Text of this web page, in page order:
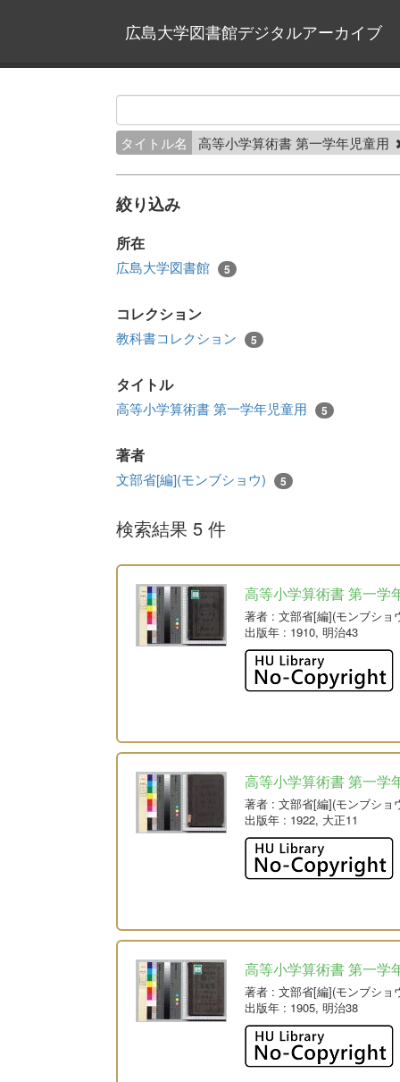
広島大学図書館デジタルアーカイブ
タイトル名 高等小学算術書 第一学年児童用
絞り込み
所在
広島大学図書館 5
コレクション
教科書コレクション 5
タイトル
高等小学算術書 第一学年児童用 5
著者
文部省[編](モンブショウ) 5
検索結果 5 件
高等小学算術書 第一学
著者 : 文部省[編](モンブショ
出版年 : 1910, 明治43
高等小学算術書 第一学
著者 : 文部省[編](モンブショ
出版年 : 1922, 大正11
高等小学算術書 第一学
著者 : 文部省[編](モンブショ
出版年 : 1905, 明治38